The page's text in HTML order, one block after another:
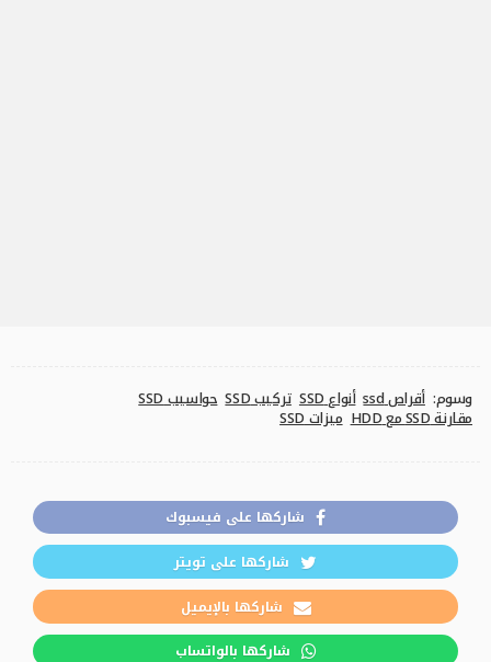
وسوم: أقراص ssd أنواع SSD تركيب SSD حواسيب SSD
مقارنة SSD مع HDD ميزات SSD
شاركها على فيسبوك
شاركها على تويتر
شاركها بالإيميل
شاركها بالواتساب